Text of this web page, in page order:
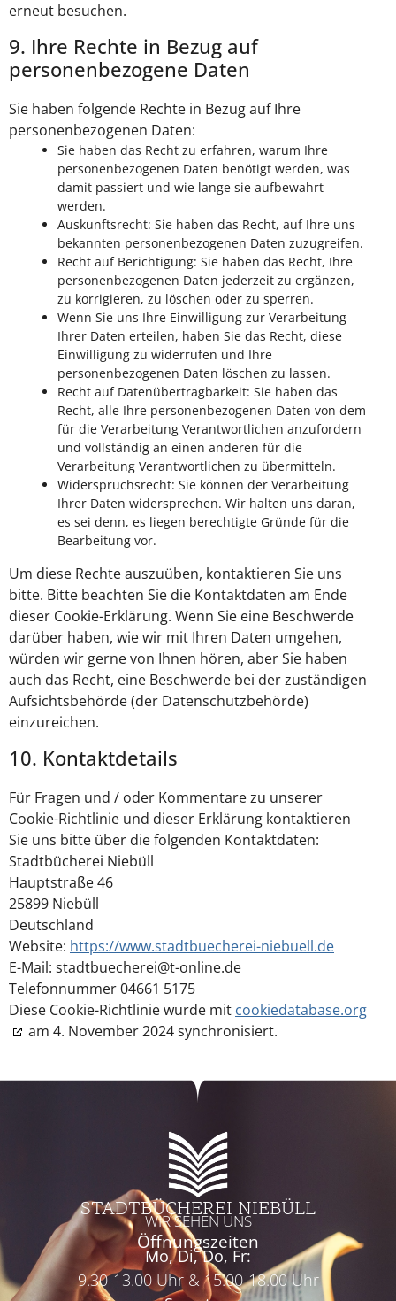
erneut besuchen.
9. Ihre Rechte in Bezug auf
personenbezogene Daten
Sie haben folgende Rechte in Bezug auf Ihre
personenbezogenen Daten:
Sie haben das Recht zu erfahren, warum Ihre
personenbezogenen Daten benötigt werden, was
damit passiert und wie lange sie aufbewahrt
werden.
Auskunftsrecht: Sie haben das Recht, auf Ihre uns
bekannten personenbezogenen Daten zuzugreifen.
Recht auf Berichtigung: Sie haben das Recht, Ihre
personenbezogenen Daten jederzeit zu ergänzen,
zu korrigieren, zu löschen oder zu sperren.
Wenn Sie uns Ihre Einwilligung zur Verarbeitung
Ihrer Daten erteilen, haben Sie das Recht, diese
Einwilligung zu widerrufen und Ihre
personenbezogenen Daten löschen zu lassen.
Recht auf Datenübertragbarkeit: Sie haben das
Recht, alle Ihre personenbezogenen Daten von dem
für die Verarbeitung Verantwortlichen anzufordern
und vollständig an einen anderen für die
Verarbeitung Verantwortlichen zu übermitteln.
Widerspruchsrecht: Sie können der Verarbeitung
Ihrer Daten widersprechen. Wir halten uns daran,
es sei denn, es liegen berechtigte Gründe für die
Bearbeitung vor.
Um diese Rechte auszuüben, kontaktieren Sie uns
bitte. Bitte beachten Sie die Kontaktdaten am Ende
dieser Cookie-Erklärung. Wenn Sie eine Beschwerde
darüber haben, wie wir mit Ihren Daten umgehen,
würden wir gerne von Ihnen hören, aber Sie haben
auch das Recht, eine Beschwerde bei der zuständigen
Aufsichtsbehörde (der Datenschutzbehörde)
einzureichen.
10. Kontaktdetails
Für Fragen und / oder Kommentare zu unserer
Cookie-Richtlinie und dieser Erklärung kontaktieren
Sie uns bitte über die folgenden Kontaktdaten:
Stadtbücherei Niebüll
Hauptstraße 46
25899 Niebüll
Deutschland
Website: https://www.stadtbuecherei-niebuell.de
E-Mail: stadtbuecherei@t-online.de
Telefonnummer 04661 5175
Diese Cookie-Richtlinie wurde mit cookiedatabase.org
am 4. November 2024 synchronisiert.
STADTBÜCHEREI NIEBÜLL
WIR SEHEN UNS
Öffnungszeiten
Mo, Di, Do, Fr:
9.30-13.00 Uhr & 15.00-18.00 Uhr